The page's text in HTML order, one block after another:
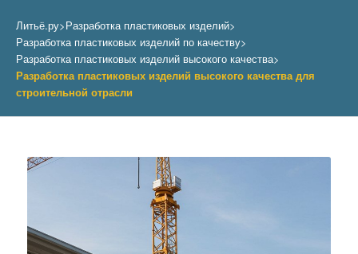
Литьё.ру>Разработка пластиковых изделий>
Разработка пластиковых изделий по качеству>
Разработка пластиковых изделий высокого качества>
Разработка пластиковых изделий высокого качества для
строительной отрасли